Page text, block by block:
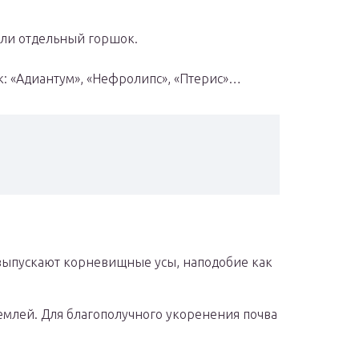
отдельный горшок.
«Адиантум», «Нефролипс», «Птерис»…
корневищные усы, наподобие как
Для благополучного укоренения почва